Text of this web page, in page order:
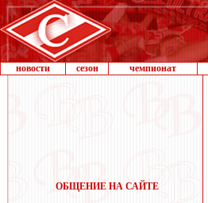
новости сезон чемпионат
ОБЩЕНИЕ НА САЙТЕ